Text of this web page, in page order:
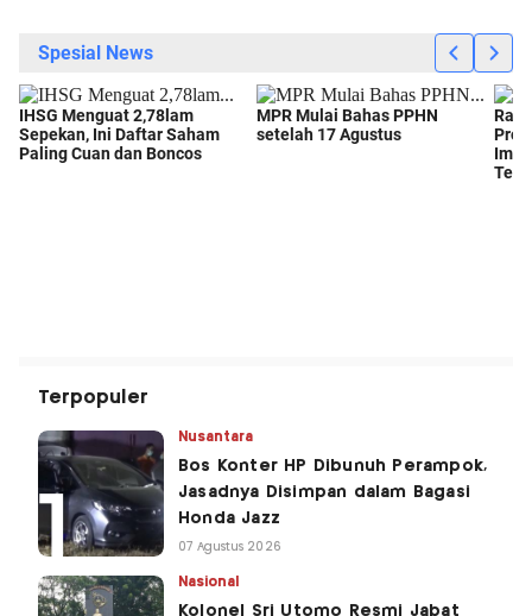
Terpopuler
Nusantara
Bos Konter HP Dibunuh Perampok,
Jasadnya Disimpan dalam Bagasi
Honda Jazz
07 Agustus 2026
Nasional
Kolonel Sri Utomo Resmi Jabat